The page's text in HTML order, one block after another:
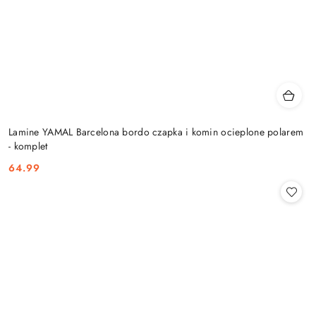
Lamine YAMAL Barcelona bordo czapka i komin ocieplone polarem
- komplet
Cena:
64.99